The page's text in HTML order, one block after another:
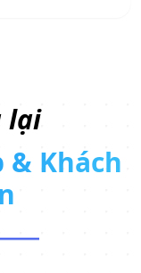
lại
Khách